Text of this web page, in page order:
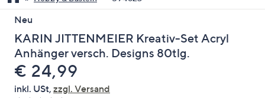
die
Pfeiltasten
nach
oben
und
nach
unten
Neu
KARIN JITTENMEIER Kreativ-Set Acryl
Anhänger versch. Designs 80tlg.
Gelöscht
€ 24,99
inkl. USt, zzgl. Versand